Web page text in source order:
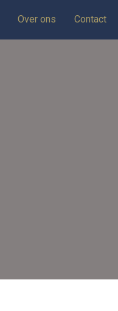
Over ons Contact